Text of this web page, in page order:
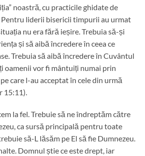
noastră, cu practicile ghidate de
liderii bisericii timpurii au urmat
nu era fără ieșire. Trebuia să-și
și să aibă încredere în ceea ce
Trebuia să aibă încredere în Cuvântul
oamenii vor fi mântuiți numai prin
care l-au acceptat în cele din urmă
15:11).
la fel. Trebuie să ne îndreptăm către
ca sursă principală pentru toate
să-L lăsăm pe El să fie Dumnezeu.
Domnul știe ce este drept, iar